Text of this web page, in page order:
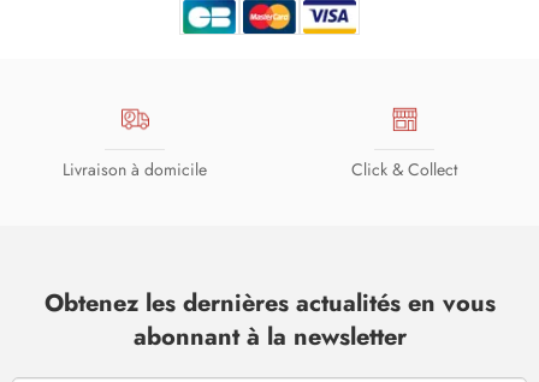
Livraison à domicile Click & Collect
Obtenez les dernières actualités en vous
abonnant à la newsletter